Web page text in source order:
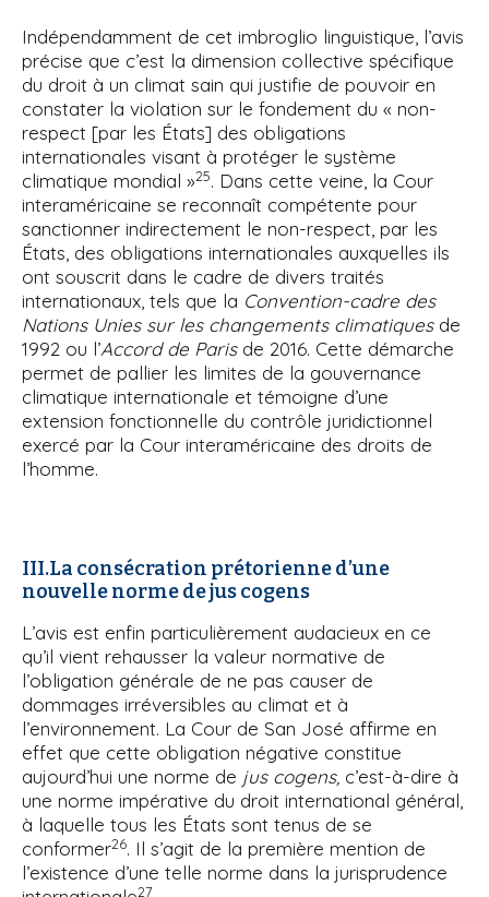
Indépendamment de cet imbroglio linguistique, l’avis
précise que c’est la dimension collective spécifique
du droit à un climat sain qui justifie de pouvoir en
constater la violation sur le fondement du « non-
respect [par les États] des obligations
internationales visant à protéger le système
climatique mondial »25. Dans cette veine, la Cour
interaméricaine se reconnaît compétente pour
sanctionner indirectement le non-respect, par les
États, des obligations internationales auxquelles ils
ont souscrit dans le cadre de divers traités
internationaux, tels que la Convention-cadre des
Nations Unies sur les changements climatiquesde
1992 ou l’Accord de Parisde 2016. Cette démarche
permet de pallier les limites de la gouvernance
climatique internationale et témoigne d’une
extension fonctionnelle du contrôle juridictionnel
exercé par la Cour interaméricaine des droits de
l’homme.
III.La consécration prétorienne d’une
nouvelle norme de jus cogens
L’avis est enfin particulièrement audacieux en ce
qu’il vient rehausser la valeur normative de
l’obligation générale de ne pas causer de
dommages irréversibles au climat et à
l’environnement. La Cour de San José affirme en
effet que cette obligation négative constitue
aujourd’hui une norme de jus cogens, c’est-à-dire à
une norme impérative du droit international général,
à laquelle tous les États sont tenus de se
conformer26. Il s’agit de la première mention de
l’existence d’une telle norme dans la jurisprudence
27